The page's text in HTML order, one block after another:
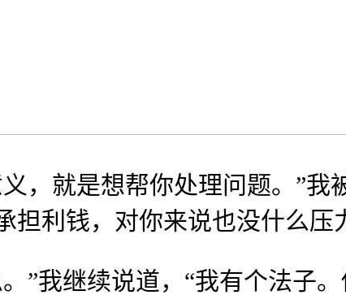
就是想帮你处理问题。”我
担利钱，对你来说也没什么压
我继续说道，“我有个法子。